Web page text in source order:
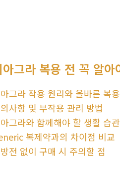
아그라 복용 전 꼭 알
그라 작용 원리와 올바른 복
사항 및 부작용 관리 방법
그라와 함께해야 할 생활 습
복제약과의 차이점 비교
전 없이 구매 시 주의할 점